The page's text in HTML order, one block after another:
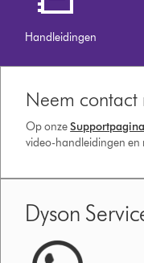
Handleidingen
Neem contact
Op onze
video-handleidingen en
Dyson